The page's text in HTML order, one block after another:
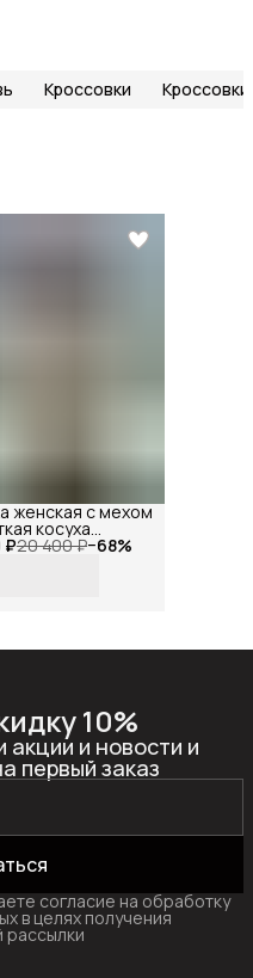
Кроссовки Кроссовки
₽20 400 ₽−68%
женская с мехом
косуха
Reversal, YDP-
10%
и новости и
первый заказ
согласие на обработку
в целях получения